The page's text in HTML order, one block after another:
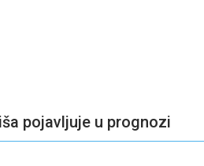
pojavljuje u prognozi